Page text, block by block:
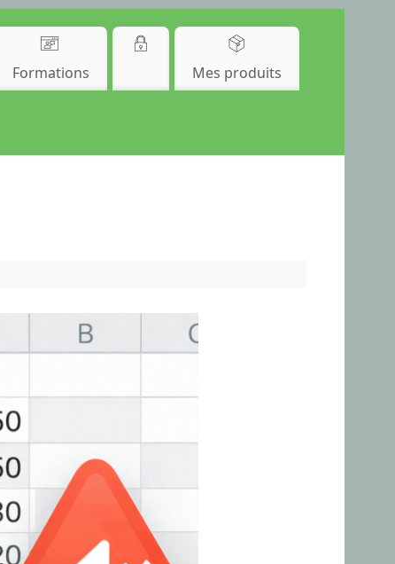
Formations Mes produits